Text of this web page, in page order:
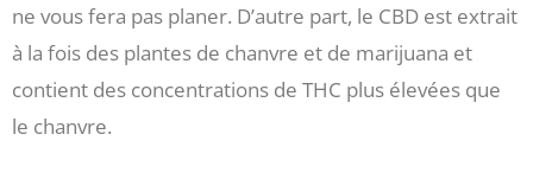
ne vous fera pas planer. D’autre part, le CBD est extrait
à la fois des plantes de chanvre et de marijuana et
contient des concentrations de THC plus élevées que
le chanvre.